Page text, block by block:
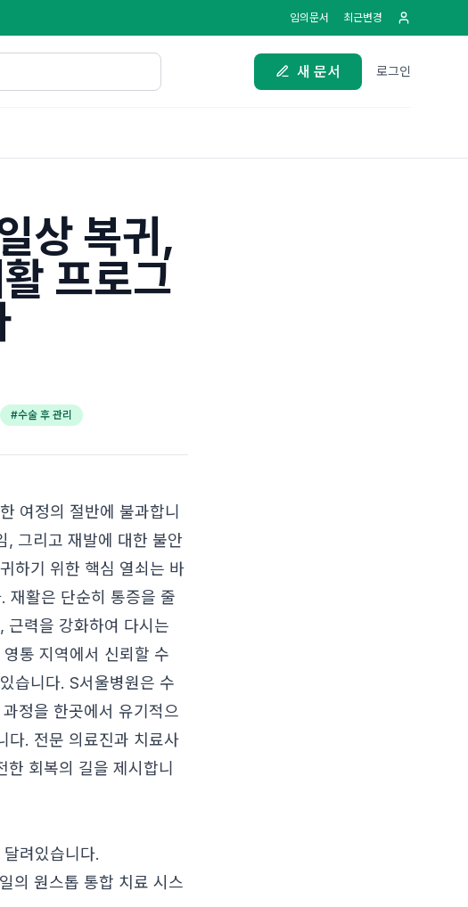
임의문서 최근변경
새 문서 로그인
상 복귀,
프로그
#수술 후 관리
여정의 절반에 불과합니
, 그리고 재발에 대한 불안
하기 위한 핵심 열쇠는 바
재활은 단순히 통증을 줄
근력을 강화하여 다시는
통 지역에서 신뢰할 수
습니다. S서울병원은 수
정을 한곳에서 유기적으
다. 전문 의료진과 치료사
회복의 길을 제시합니
려있습니다.
의 원스톱 통합 치료 시스